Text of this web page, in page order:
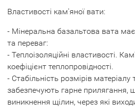
Властивості кам'яної вати:
- Мінеральна базальтова вата має
та переваг:
- Теплоізоляційні властивості.
коефіцієнт теплопровідності.
- Стабільність розмірів матеріалу
забезпечують гарне прилягання,
виникнення щілин, через які